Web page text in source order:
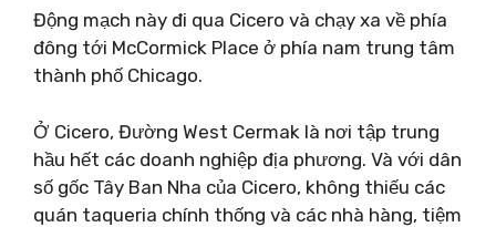
Động mạch này đi qua Cicero và chạy xa về phía
đông tới McCormick Place ở phía nam trung tâm
thành phố Chicago.
Ở Cicero, Đường West Cermak là nơi tập trung
hầu hết các doanh nghiệp địa phương. Và với dân
số gốc Tây Ban Nha của Cicero, không thiếu các
quán taqueria chính thống và các nhà hàng, tiệm